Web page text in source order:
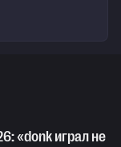
«donk играл не